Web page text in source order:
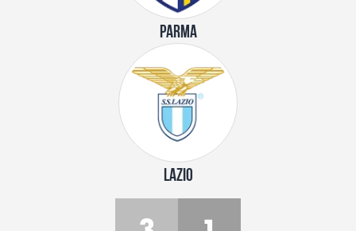
PARMA
LAZIO